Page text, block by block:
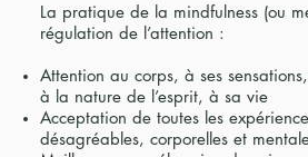
La pratique de la mindfulness (ou
régulation de l’attention :
Attention au corps, à ses
à la nature de l’esprit, à sa vie
Acceptation de toutes les
désagréables, corporelles et